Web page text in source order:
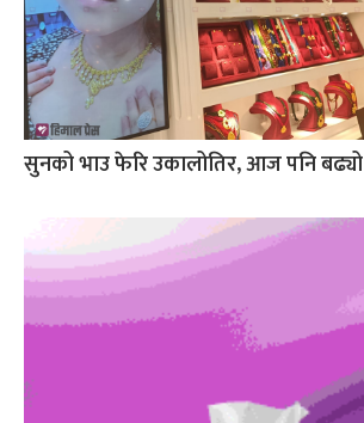
सुनको भाउ फेरि उकालोतिर, आज पनि बढ्यो